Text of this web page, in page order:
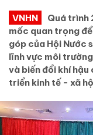
VNHN
Quá trình
mốc quan trọng
góp của Hội Nước
lĩnh vực môi
và biến đổi khí
triển kinh tế - xã